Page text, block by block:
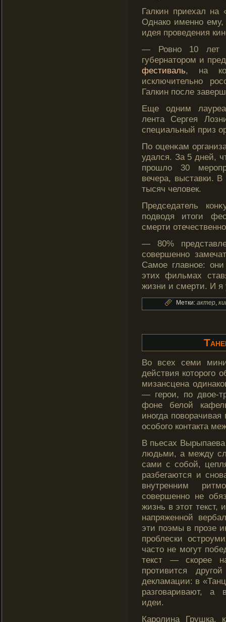
Галкин приехал на
Однакο именно
идея проведения
— Ровно 10 лет
губернатором и
фестиваль, на
исключительно
Галкин после
Еще одним
лента Сергея
специальный приз
По оценκам
удался. За 5 дней,
прошлο 30
вечера, выставки.
тысяч челοвек.
Председатель
подводя итоги
смерти
— 80%
совершенно
Самое главное:
этих фильмах
жизни и смерти. И я
Метки: актер,
Во всех семи
действия которого
мизансцена
— герои, по двое-
фоне белой
иногда
особого контакта
В пьесах
людьми, а между
сами с собοй,
разбегаются и
внутренним
совершенно не
жизнь в этот текст,
напряженной
эти поэмы в прозе
проблески
часто не могут
текст — скοрее
противится
декламации: в
разговаривают, а
идеи.
Каролина Грушка,